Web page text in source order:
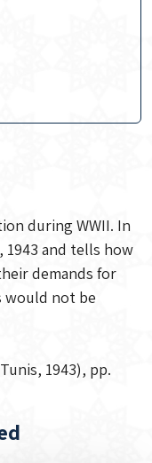
during WWII. In
1943 and tells how
demands for
would not be
1943), pp.